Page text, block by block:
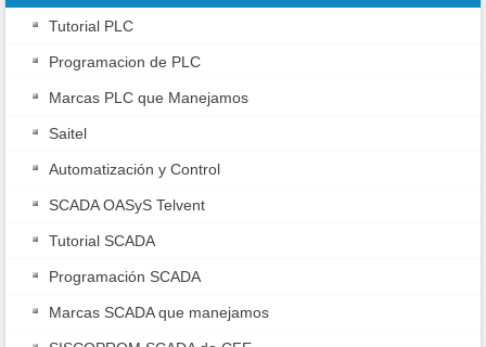
Tutorial PLC
Programacion de PLC
Marcas PLC que Manejamos
Saitel
Automatización y Control
SCADA OASyS Telvent
Tutorial SCADA
Programación SCADA
Marcas SCADA que manejamos